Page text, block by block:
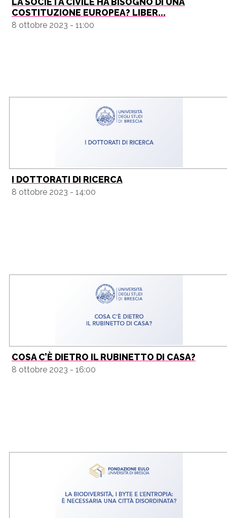
COSTITUZIONE EUROPEA? LIBER...
8 ottobre 2023 - 11:00
I DOTTORATI DI RICERCA
8 ottobre 2023 - 14:00
COSA C’È DIETRO IL RUBINETTO DI CASA?
8 ottobre 2023 - 16:00